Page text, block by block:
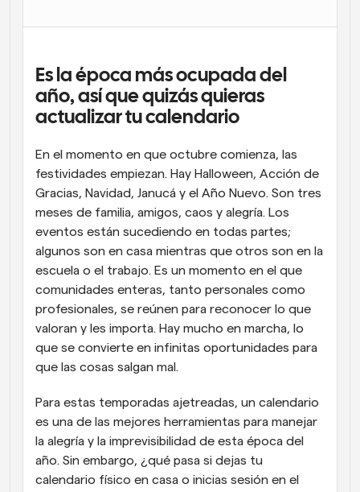
Programación potenciadda con llamadas
impulsadas por IA
Flujos de trabajo
Blog
Mantente al día con las últimas noticias y
actualizaciones
Reúnete con clientes en minutos
Enlaces de Grupo Dinámico
Reserva reuniones de forma fluida con varias personas
Webhooks
Recibe notificaciones cuando ocurra algo
Es la época más ocupada del
año, así que quizás quieras
actualizar tu calendario
En el momento en que octubre comienza, las
festividades empiezan. Hay Halloween, Acción de
Gracias, Navidad, Janucá y el Año Nuevo. Son tres
meses de familia, amigos, caos y alegría. Los
eventos están sucediendo en todas partes;
algunos son en casa mientras que otros son en la
escuela o el trabajo. Es un momento en el que
comunidades enteras, tanto personales como
profesionales, se reúnen para reconocer lo que
valoran y les importa. Hay mucho en marcha, lo
que se convierte en infinitas oportunidades para
que las cosas salgan mal.
Para estas temporadas ajetreadas, un calendario
es una de las mejores herramientas para manejar
la alegría y la imprevisibilidad de esta época del
año. Sin embargo, ¿qué pasa si dejas tu
calendario físico en casa o inicias sesión en el